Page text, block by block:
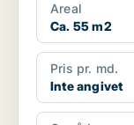
Areal
Ca. 55 m2
Pris pr. md.
Inte angivet